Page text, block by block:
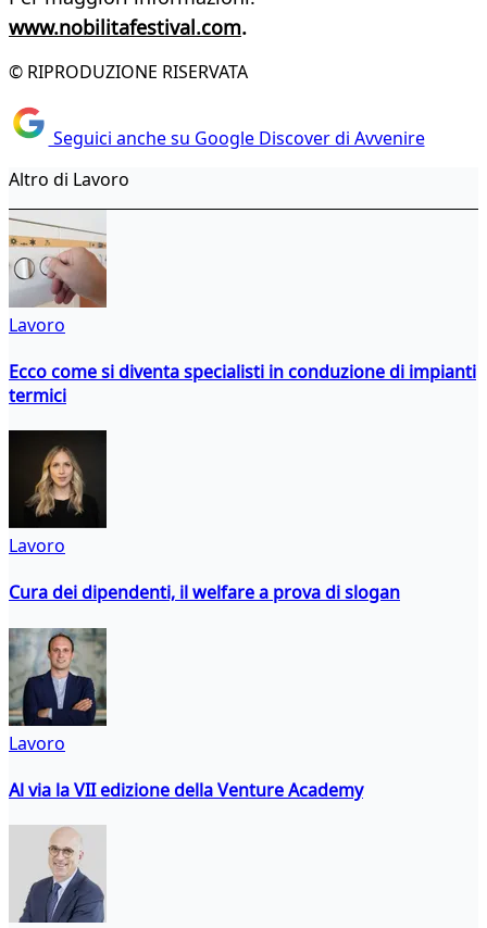
www.nobilitafestival.com.
© RIPRODUZIONE RISERVATA
Seguici anche su Google Discover di Avvenire
Altro di Lavoro
Lavoro
Ecco come si diventa specialisti in conduzione di impianti
termici
Lavoro
Cura dei dipendenti, il welfare a prova di slogan
Lavoro
Al via la VII edizione della Venture Academy